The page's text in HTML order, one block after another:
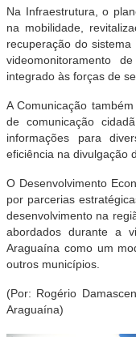
Na Infraestrutura, o
na mobilidade,
recuperação do
videomonitoramento
integrado às forças de
A Comunicação
de comunicação
informações para
eficiência na divulgação
O Desenvolvimento
por parcerias
desenvolvimento na
abordados durante a
Araguaína como um
outros municípios.
(Por: Rogério
Araguaína)